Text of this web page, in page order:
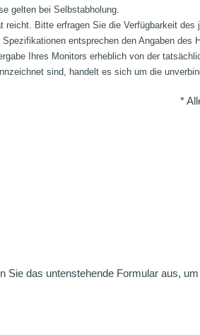
gelten bei Selbstabholung.
reicht. Bitte erfragen Sie die Verfügbarkeit
entsprechen den Angaben des
Ihres Monitors erheblich von der
sind, handelt es sich um die
*
Sie das untenstehende Formular aus,